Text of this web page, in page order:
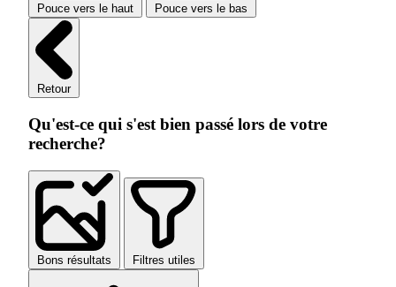
Pouce vers le haut Pouce vers le bas
Retour
Qu'est-ce qui s'est bien passé lors de votre
recherche?
Bons résultats Filtres utiles